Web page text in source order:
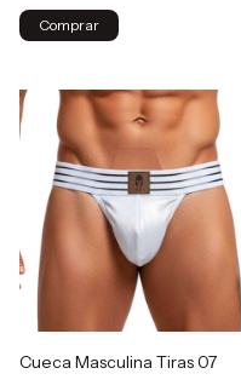
Comprar
Cueca Masculina Tiras 07